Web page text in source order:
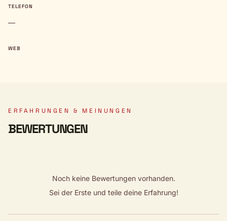
TELEFON
—
WEB
ERFAHRUNGEN & MEINUNGEN
BEWERTUNGEN
Noch keine Bewertungen vorhanden.
Sei der Erste und teile deine Erfahrung!